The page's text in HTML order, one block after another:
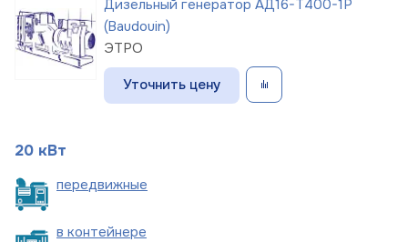
Дизельный генератор АД16-Т400-1Р
(Baudouin)
ЭТРО
Уточнить цену
20 кВт
передвижные
в контейнере